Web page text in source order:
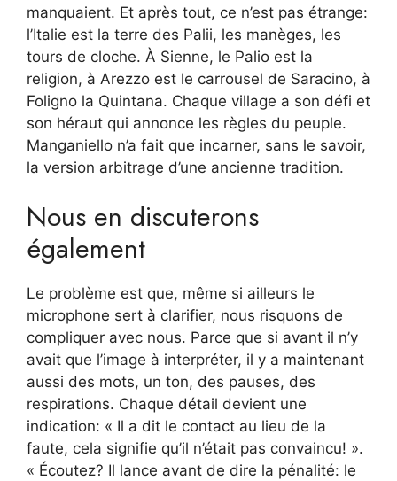
manquaient. Et après tout, ce n’est pas étrange:
l’Italie est la terre des Palii, les manèges, les
tours de cloche. À Sienne, le Palio est la
religion, à Arezzo est le carrousel de Saracino, à
Foligno la Quintana. Chaque village a son défi et
son héraut qui annonce les règles du peuple.
Manganiello n’a fait que incarner, sans le savoir,
la version arbitrage d’une ancienne tradition.
Nous en discuterons
également
Le problème est que, même si ailleurs le
microphone sert à clarifier, nous risquons de
compliquer avec nous. Parce que si avant il n’y
avait que l’image à interpréter, il y a maintenant
aussi des mots, un ton, des pauses, des
respirations. Chaque détail devient une
indication: « Il a dit le contact au lieu de la
faute, cela signifie qu’il n’était pas convaincu! ».
« Écoutez? Il lance avant de dire la pénalité: le